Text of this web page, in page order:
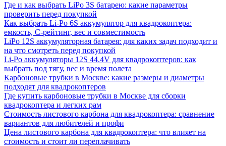
Где и как выбрать LiPo 3S батарею: какие параметры
проверить перед покупкой
Как выбрать Li-Po 6S аккумулятор для квадрокоптера:
емкость, C-рейтинг, вес и совместимость
LiPo 12S аккумуляторная батарея: для каких задач подходит и
на что смотреть перед покупкой
Li-Po аккумуляторы 12S 44.4V для квадрокоптеров: как
выбрать под тягу, вес и время полета
Карбоновые трубки в Москве: какие размеры и диаметры
подходят для квадрокоптеров
Где купить карбоновые трубки в Москве для сборки
квадрокоптера и легких рам
Стоимость листового карбона для квадрокоптера: сравнение
вариантов для любителей и профи
Цена листового карбона для квадрокоптера: что влияет на
стоимость и стоит ли переплачивать